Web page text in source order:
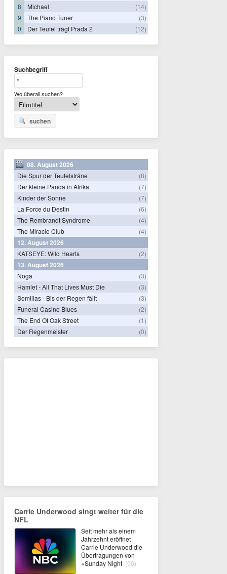
8
Michael
(14)
9
The Piano Tuner
(3)
0
Der Teufel trägt Prada 2 (12)
Suchbegriff
Wo überall suchen?
suchen
08. August 2026
Die Spur der Teufelsträne
(8)
Der kleine Panda in Afrika
(7)
Kinder der Sonne
(7)
La Force du Destin
(6)
The Rembrandt Syndrome
(4)
The Miracle Club
(4)
12. August 2026
KATSEYE: Wild Hearts (2)
13. August 2026
Noga
(3)
Hamlet - All That Lives Must Die
(3)
Semillas - Bis der Regen fällt
(3)
Funeral Casino Blues
(2)
The End Of Oak Street
(1)
Der Regenmeister
(0)
Carrie Underwood singt weiter für die
NFL
Seit mehr als einem
Jahrzehnt eröffnet
Carrie Underwood die
Übertragungen von
«Sunday Night (00)